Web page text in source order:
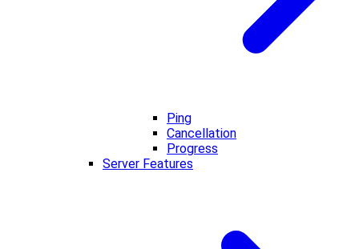
Ping
Cancellation
Progress
Server Features